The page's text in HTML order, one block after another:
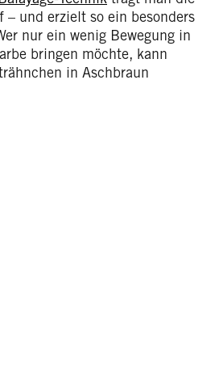
– und erzielt so ein besonders
nur ein wenig Bewegung in
bringen möchte, kann
in Aschbraun